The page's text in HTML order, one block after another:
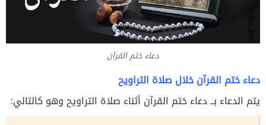
دعاء ختم القرآن
دعاء ختم القرآن خلال صلاة التراويح
يتم الدعاء بــ دعاء ختم القرآن أثناء صلاة التراويح وهو كالتالي: